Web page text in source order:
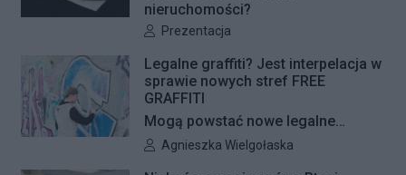
jeśli wszystko przebiegnie zgodnie
z planem, nowe nawierzchnie
pojawią się jeszcze w tym roku.
nieruchomości?
Autor artykułu:
Prezentacja
Legalne graffiti? Jest interpelacja w
sprawie nowych stref FREE
GRAFFITI
Mogą powstać nowe legalne
miejsca do wykonywania graffiti.
Autor artykułu:
Agnieszka Wielgołaska